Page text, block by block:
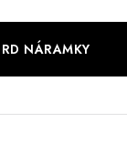
NÁRAMKY